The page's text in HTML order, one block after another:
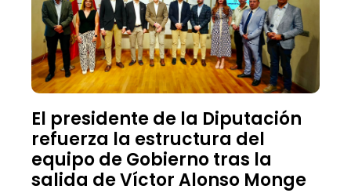
El presidente de la Diputación
refuerza la estructura del
equipo de Gobierno tras la
salida de Víctor Alonso Monge